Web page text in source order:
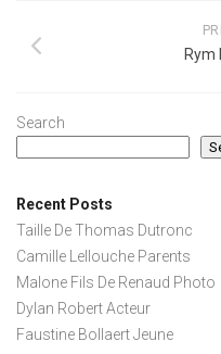
Rym
Search
Recent Posts
Taille De Thomas Dutronc
Camille Lellouche Parents
Malone Fils De Renaud Photo
Dylan Robert Acteur
Faustine Bollaert Jeune